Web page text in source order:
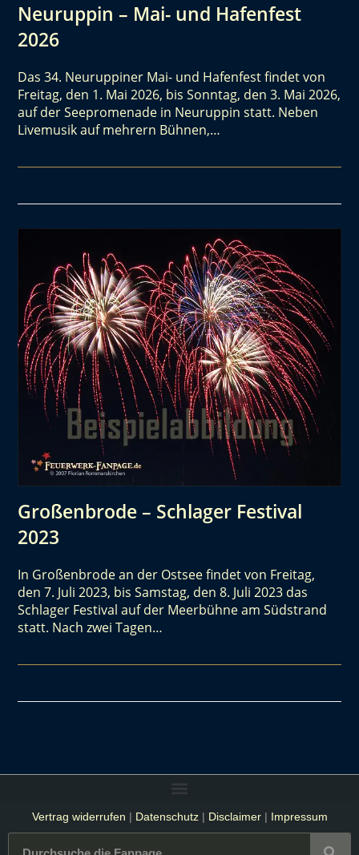
Neuruppin – Mai- und Hafenfest
2026
Das 34. Neuruppiner Mai- und Hafenfest findet von
Freitag, den 1. Mai 2026, bis Sonntag, den 3. Mai 2026,
auf der Seepromenade in Neuruppin statt. Neben
Livemusik auf mehrern Bühnen,…
Großenbrode – Schlager Festival
2023
In Großenbrode an der Ostsee findet von Freitag,
den 7. Juli 2023, bis Samstag, den 8. Juli 2023 das
Schlager Festival auf der Meerbühne am Südstrand
statt. Nach zwei Tagen…
Vertrag widerrufen | Datenschutz| Disclaimer| Impressum